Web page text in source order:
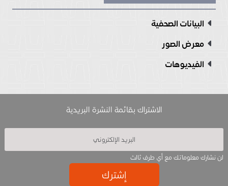
البيانات الصحفية
معرض الصور
الفيديوهات
الاشتراك بقائمة النشرة البريدية
لن نشارك معلوماتك مع أي طرف ثالث
إشترك